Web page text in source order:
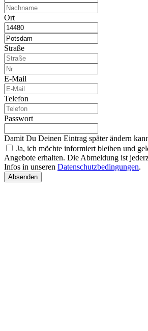
Ort
Straße
E-Mail
Telefon
Passwort
Damit Du Deinen Eintrag später ändern
Ja, ich möchte informiert bleiben und
Angebote erhalten. Die Abmeldung ist
Infos in unseren Datenschutzbedingungen.
Absenden